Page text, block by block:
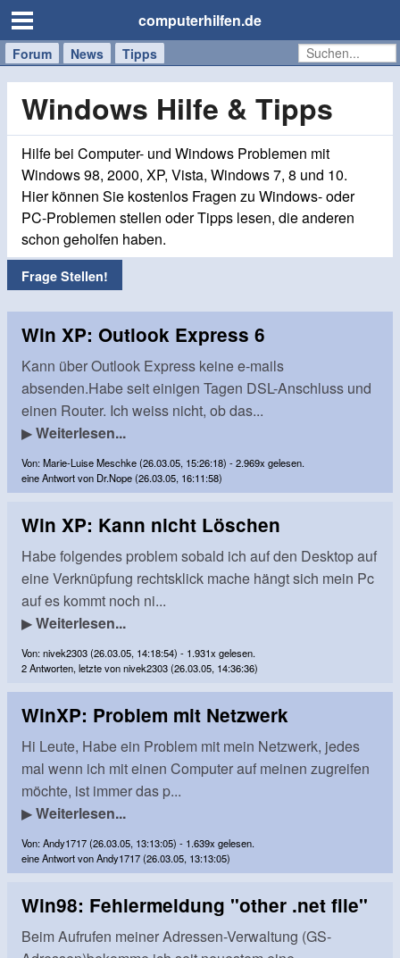
computerhilfen.de
Forum News Tipps
Handy
Windows
Mac
Windows Hilfe & Tipps
Hilfe bei Computer- und Windows Problemen mit
Windows 98, 2000, XP, Vista, Windows 7, 8 und 10.
Hier können Sie kostenlos Fragen zu Windows- oder
PC-Problemen stellen oder Tipps lesen, die anderen
schon geholfen haben.
Frage Stellen!
Win XP: Outlook Express 6
Kann über Outlook Express keine e-mails
absenden.Habe seit einigen Tagen DSL-Anschluss und
einen Router. Ich weiss nicht, ob das...
▶Weiterlesen...
Von: Marie-Luise Meschke (26.03.05, 15:26:18) - 2.969x gelesen.
eine Antwort von Dr.Nope (26.03.05, 16:11:58)
Win XP: Kann nicht Löschen
Habe folgendes problem sobald ich auf den Desktop auf
eine Verknüpfung rechtsklick mache hängt sich mein Pc
auf es kommt noch ni...
▶Weiterlesen...
Von: nivek2303 (26.03.05, 14:18:54) - 1.931x gelesen.
2 Antworten, letzte von nivek2303 (26.03.05, 14:36:36)
WinXP: Problem mit Netzwerk
Hi Leute, Habe ein Problem mit mein Netzwerk, jedes
mal wenn ich mit einen Computer auf meinen zugreifen
möchte, ist immer das p...
▶Weiterlesen...
Von: Andy1717 (26.03.05, 13:13:05) - 1.639x gelesen.
eine Antwort von Andy1717 (26.03.05, 13:13:05)
Win98: Fehlermeldung "other .net file"
Beim Aufrufen meiner Adressen-Verwaltung (GS-